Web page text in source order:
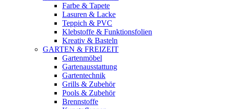
Farbe & Tapete
Lasuren & Lacke
Teppich & PVC
Klebstoffe & Funktionsfolien
Kreativ & Basteln
GARTEN & FREIZEIT
Gartenmöbel
Gartenausstattung
Gartentechnik
Grills & Zubehör
Pools & Zubehör
Brennstoffe